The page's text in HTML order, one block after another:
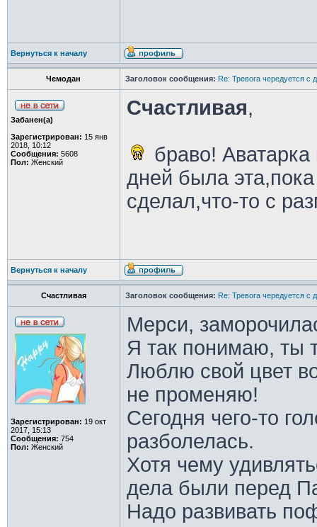
Вернуться к началу
Чемодан Заголовок сообщения: Re: Тревога чередуется с
Забанен(а)
Зарегистрирован: 15 янв
2018, 10:12
Сообщения: 5608
Пол: Женский
Счастливая,
браво!
дней была
сделал,что-то с
Вернуться к началу
Счастливая Заголовок сообщения: Re: Тревога чередуется с
Зарегистрирован: 19 окт
2017, 15:13
Сообщения: 754
Пол: Женский
Мерси,
Я так понимаю, ты
Люблю свой цвет
не променяю!
Сегодня чего-то
разболелась.
Хотя чему
дела были перед
Надо развивать